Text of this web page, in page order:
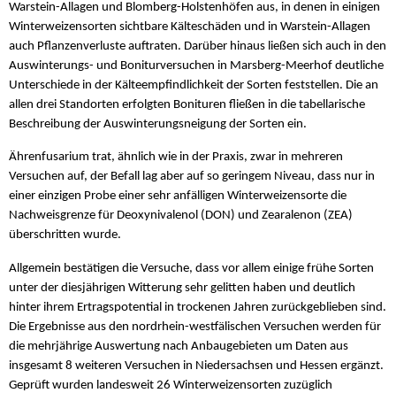
Warstein-Allagen und Blomberg-Holstenhöfen aus, in denen in einigen
Winterweizensorten sichtbare Kälteschäden und in Warstein-Allagen
auch Pflanzenverluste auftraten. Darüber hinaus ließen sich auch in den
Auswinterungs- und Boniturversuchen in Marsberg-Meerhof deutliche
Unterschiede in der Kälteempfindlichkeit der Sorten feststellen. Die an
allen drei Standorten erfolgten Bonituren fließen in die tabellarische
Beschreibung der Auswinterungsneigung der Sorten ein.
Ährenfusarium trat, ähnlich wie in der Praxis, zwar in mehreren
Versuchen auf, der Befall lag aber auf so geringem Niveau, dass nur in
einer einzigen Probe einer sehr anfälligen Winterweizensorte die
Nachweisgrenze für Deoxynivalenol (DON) und Zearalenon (ZEA)
überschritten wurde.
Allgemein bestätigen die Versuche, dass vor allem einige frühe Sorten
unter der diesjährigen Witterung sehr gelitten haben und deutlich
hinter ihrem Ertragspotential in trockenen Jahren zurückgeblieben sind.
Die Ergebnisse aus den nordrhein-westfälischen Versuchen werden für
die mehrjährige Auswertung nach Anbaugebieten um Daten aus
insgesamt 8 weiteren Versuchen in Niedersachsen und Hessen ergänzt.
Geprüft wurden landesweit 26 Winterweizensorten zuzüglich